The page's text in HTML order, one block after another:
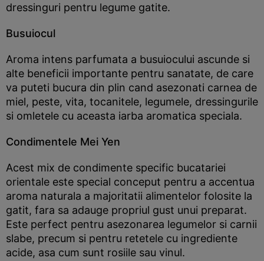
dressinguri pentru legume gatite.
Busuiocul
Aroma intens parfumata a busuiocului ascunde si
alte beneficii importante pentru sanatate, de care
va puteti bucura din plin cand asezonati carnea de
miel, peste, vita, tocanitele, legumele, dressingurile
si omletele cu aceasta iarba aromatica speciala.
Condimentele Mei Yen
Acest mix de condimente specific bucatariei
orientale este special conceput pentru a accentua
aroma naturala a majoritatii alimentelor folosite la
gatit, fara sa adauge propriul gust unui preparat.
Este perfect pentru asezonarea legumelor si carnii
slabe, precum si pentru retetele cu ingrediente
acide, asa cum sunt rosiile sau vinul.